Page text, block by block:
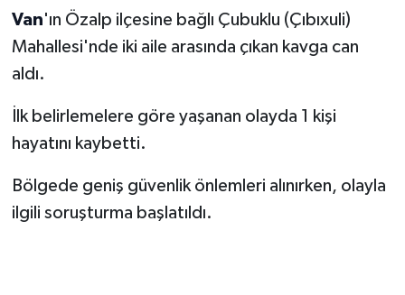
Van'ın Özalp ilçesine bağlı Çubuklu (Çıbıxuli)
Mahallesi'nde iki aile arasında çıkan kavga can
aldı.
İlk belirlemelere göre yaşanan olayda 1 kişi
hayatını kaybetti.
Bölgede geniş güvenlik önlemleri alınırken, olayla
ilgili soruşturma başlatıldı.